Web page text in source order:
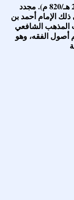
محمد بن إدريس الشافعيّ (150 هـ/766 م - 204 هـ/820 م). مجدد
الإمام أحمد بن
المذهب الشافعي
الفقه، وهو